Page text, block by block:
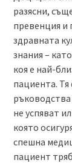
разясни,
превенция и
здравната
знания –
коя е най-
пациента. Тя
не успяват
която
спешна
пациент